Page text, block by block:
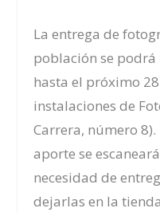
La entrega de
población se podrá
hasta el próximo
instalaciones de
Carrera, número
aporte se
necesidad de
dejarlas en la